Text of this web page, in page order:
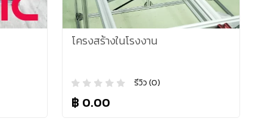
โครงสร้างในโรงงาน
รีวิว (0)
฿ 0.00